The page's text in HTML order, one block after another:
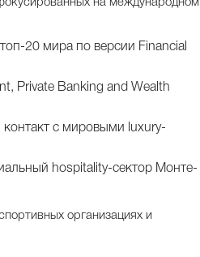
20 мира по версии Financial
Private Banking and Wealth
с мировыми luxury-
hospitality-сектор Монте-
организациях и